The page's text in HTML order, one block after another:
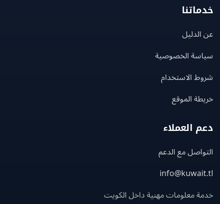
الخصوصية
الاستخدام
الموقع
العملاء
مع الدعم
معلومات مهنية داخل الكويت